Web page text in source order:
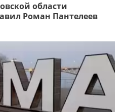
области
Роман Пантелеев